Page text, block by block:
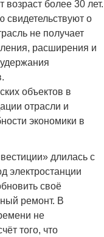
возраст более 30 лет.
свидетельствуют о
не получает
расширения и
объектов в
отрасли и
экономики в
длилась с
электростанции
своё
ремонт. В
не
того, что